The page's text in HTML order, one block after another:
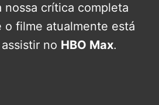
nossa crítica completa
o filme atualmente está
no HBO Max.